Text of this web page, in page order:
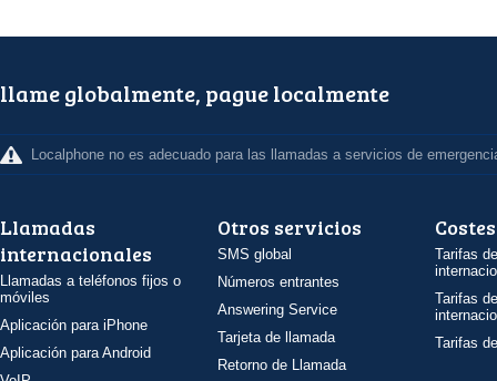
llame globalmente, pague localmente
Localphone no es adecuado para las llamadas a servicios de
Llamadas
internacionales
Llamadas a teléfonos fijos o
móviles
Aplicación para iPhone
Aplicación para Android
Otros servicios
SMS global
Números entrantes
Answering Service
Tarjeta de llamada
Retorno de Llamada
Costes
Tarifas
Tarifas
Tarifas